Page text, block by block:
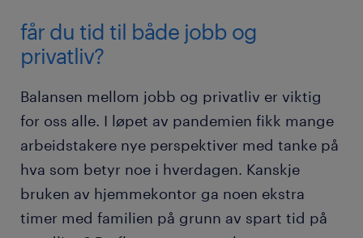
får du tid til både jobb og
privatliv?
Balansen mellom jobb og privatliv er viktig
for oss alle. I løpet av pandemien fikk mange
arbeidstakere nye perspektiver med tanke på
hva som betyr noe i hverdagen. Kanskje
bruken av hjemmekontor ga noen ekstra
timer med familien på grunn av spart tid på